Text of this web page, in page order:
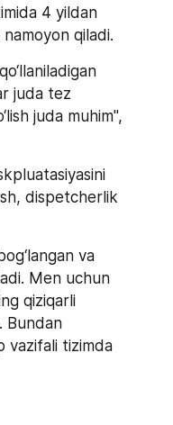
qiladi.
juda tez
juda muhim",
dispetcherlik
va
Men uchun
qiziqarli
Bundan
vazifali tizimda